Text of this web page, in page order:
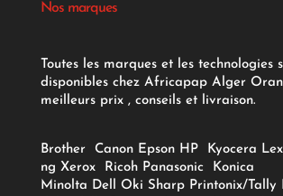
Nos marques
Toutes les marques et les technologies
disponibles chez Africapap Alger
meilleurs prix , conseils et livraison.
Brother Canon Epson HP Kyocera
ng Xerox Ricoh Panasonic
Konica
Minolta Dell Oki Sharp Printonix/Tally